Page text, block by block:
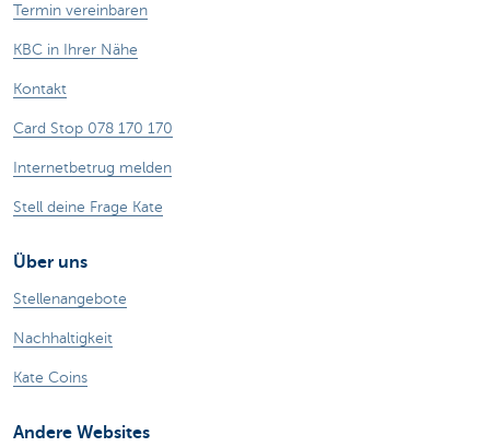
Termin vereinbaren
KBC in Ihrer Nähe
Kontakt
Card Stop 078 170 170
Internetbetrug melden
Stell deine Frage Kate
Über uns
Stellenangebote
Nachhaltigkeit
Kate Coins
Andere Websites